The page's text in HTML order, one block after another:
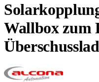
Wallbox zum